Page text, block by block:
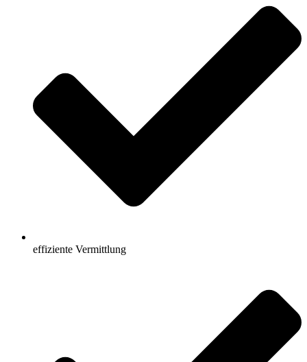
effiziente Vermittlung